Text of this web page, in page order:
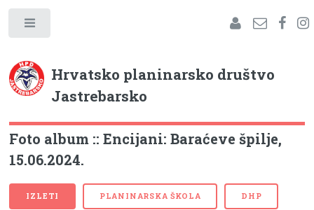
Hrvatsko planinarsko društvo
Jastrebarsko
Foto album :: Encijani: Baraćeve špilje,
15.06.2024.
IZLETI PLANINARSKA ŠKOLA DHP